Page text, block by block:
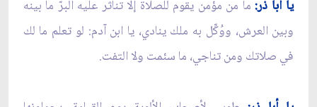
يا أبا ذر:ما من مؤمن يقوم للصلاة إلا تناثر عليه البرّ ما بينه
وبين العرش، ووُكِّل به ملك ينادي، يا ابن آدم: لو تعلم ما لك
في صلاتك ومن تناجي، ما سئمت ولا التفت.